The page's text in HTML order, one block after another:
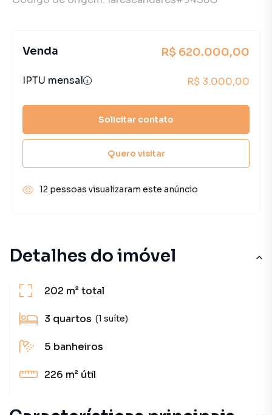
Detalhes do imóvel
202 m²total
3 quartos (1 suíte)
5 banheiros
226 m² útil
Venda R$ 620.000,00
IPTU mensal R$ 3.000,00
Solicitar contato
Quero visitar
12 pessoas visualizaram este anúncio